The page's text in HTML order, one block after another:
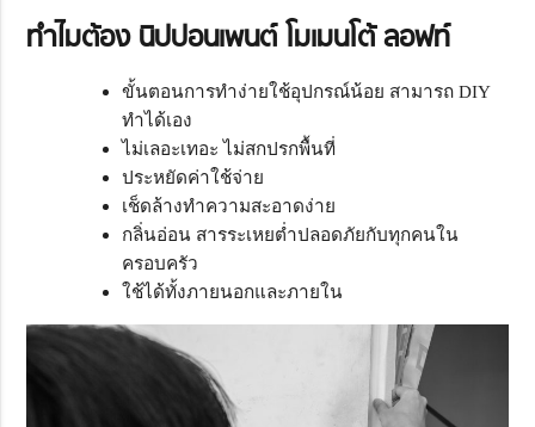
ทำไมต้อง นิปปอนเพนต์ โมเมนโต้ ลอฟท์
ขั้นตอนการทำง่ายใช้อุปกรณ์น้อย สามารถ DIY
ทำได้เอง
ไม่เลอะเทอะ ไม่สกปรกพื้นที่
ประหยัดค่าใช้จ่าย
เช็ดล้างทำความสะอาดง่าย
กลิ่นอ่อน สารระเหยต่ำปลอดภัยกับทุกคนใน
ครอบครัว
ใช้ได้ทั้งภายนอกและภายใน